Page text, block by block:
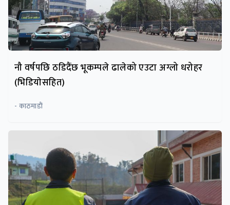
नौ वर्षपछि ठडिदैंछ भूकम्पले ढालेको एउटा अग्लो धरोहर
(भिडियाेसहित)
- काठमाडाैं